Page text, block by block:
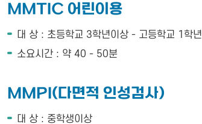
MMTIC 어린이용
대 상 : 초등학교 3학년이상 - 고등학교 1학년
소요시간 : 약 40 - 50분
MMPI(다면적 인성검사)
대 상 : 중학생이상